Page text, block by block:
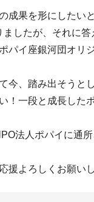
果を形にしたい
したが、それに
パイ座銀河団オリ
今、踏み出そうと
！一段と成長した
法人ポパイに通
援よろしくお願い